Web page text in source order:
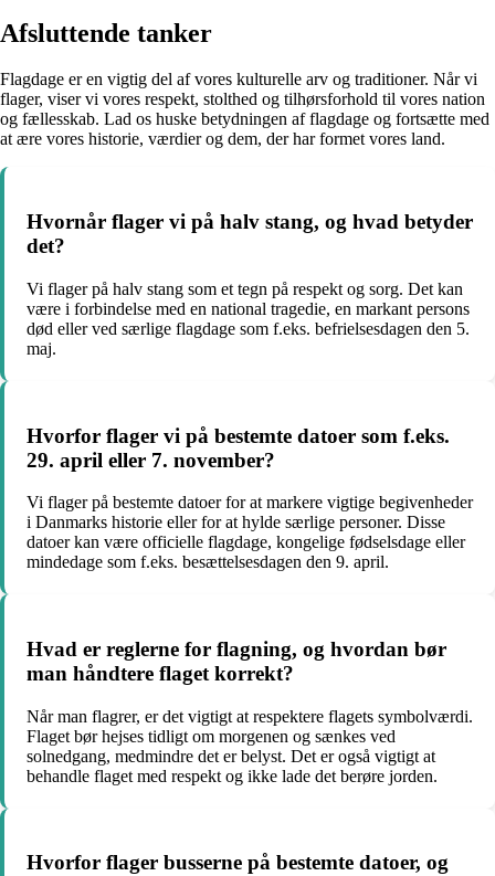
Afsluttende tanker
Flagdage er en vigtig del af vores kulturelle arv og traditioner. Når vi
flager, viser vi vores respekt, stolthed og tilhørsforhold til vores nation
og fællesskab. Lad os huske betydningen af flagdage og fortsætte med
at ære vores historie, værdier og dem, der har formet vores land.
Hvornår flager vi på halv stang, og hvad betyder
det?
Vi flager på halv stang som et tegn på respekt og sorg. Det kan
være i forbindelse med en national tragedie, en markant persons
død eller ved særlige flagdage som f.eks. befrielsesdagen den 5.
maj.
Hvorfor flager vi på bestemte datoer som f.eks.
29. april eller 7. november?
Vi flager på bestemte datoer for at markere vigtige begivenheder
i Danmarks historie eller for at hylde særlige personer. Disse
datoer kan være officielle flagdage, kongelige fødselsdage eller
mindedage som f.eks. besættelsesdagen den 9. april.
Hvad er reglerne for flagning, og hvordan bør
man håndtere flaget korrekt?
Når man flagrer, er det vigtigt at respektere flagets symbolværdi.
Flaget bør hejses tidligt om morgenen og sænkes ved
solnedgang, medmindre det er belyst. Det er også vigtigt at
behandle flaget med respekt og ikke lade det berøre jorden.
Hvorfor flager busserne på bestemte datoer, og